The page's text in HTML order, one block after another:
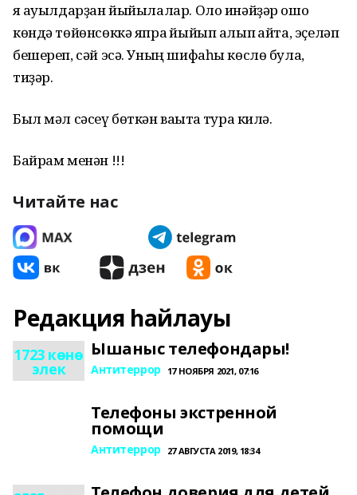
яҡ ауылдарҙан йыйылалар. Оло инәйҙәр ошо
көндә төйөнсөккә япраҡ йыйып алып ҡайта, эҫеләп
бешереп, сәй эсә. Уның шифаһы көслө була,
тиҙәр.
Был мәл сәсеү бөткән ваҡытҡа тура килә.
Байрам менән !!!
Читайте нас
Редакция һайлауы
1723 көнө
элек
Ышаныс телефондары!
Антитеррор 17 НОЯБРЯ 2021, 07:16
Телефоны экстренной
помощи
Антитеррор 27 АВГУСТА 2019, 18:34